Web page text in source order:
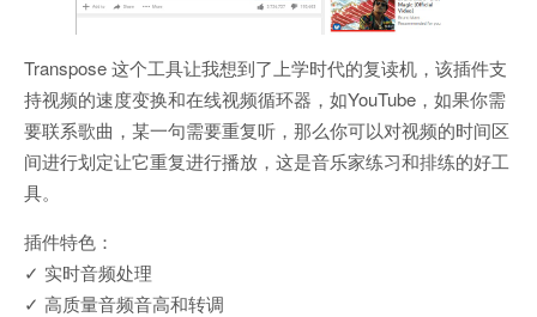
Transpose 这个工具让我想到了上学时代的复读机，该插件支
持视频的速度变换和在线视频循环器，如YouTube，如果你需
要联系歌曲，某一句需要重复听，那么你可以对视频的时间区
间进行划定让它重复进行播放，这是音乐家练习和排练的好工
具。
插件特色：
✓ 实时音频处理
✓ 高质量音频音高和转调